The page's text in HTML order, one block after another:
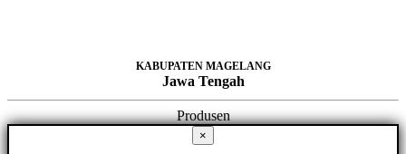
KABUPATEN MAGELANG
Jawa Tengah
Produsen
×